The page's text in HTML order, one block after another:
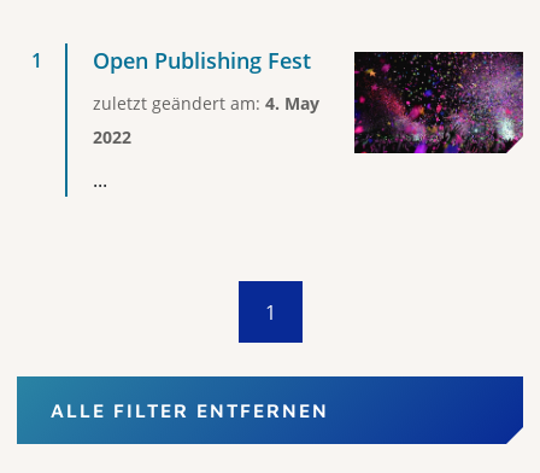
Open Publishing Fest
zuletzt geändert am: 4. May
2022
...
1
ALLE FILTER ENTFERNEN